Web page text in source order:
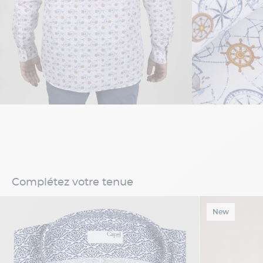
Complétez votre tenue
New